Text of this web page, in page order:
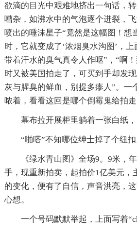
欲滴的目光中艰难地挤出一句话，
嘈杂，如沸水中的气泡逐个迸裂，
喷出的唾沫星子“竟然是这幅图！想
时，它就变成了‘浓烟臭水沟图’，
带着汗水的臭气真令人作呕”，“啊
时又被美国拍走了，可买到手却发
灰与腥臭的鲜血，别提多瘆人”。一
哝着，看看这回是哪个倒霉鬼给拍走
幕布拉开展柜里躺着一张白纸，
“啪嗒”不知哪位绅士掉了个纽扣
《绿水青山图》全场9。9米，
手，现重新拍卖，起拍价1亿美元，
的变化，便有了自信，声音洪亮，
心想。
一个号码默默举起，上面写着